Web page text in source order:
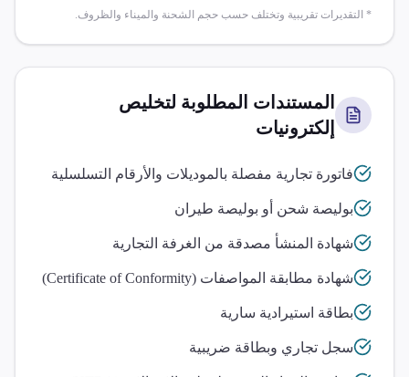
* التقديرات تقريبية وتختلف حسب حجم الشحنة والميناء والظروف.
المستندات المطلوبة لتخليص
إلكترونيات
فاتورة تجارية مفصلة بالموديلات والأرقام التسلسلية
بوليصة شحن أو بوليصة طيران
شهادة المنشأ مصدقة من الغرفة التجارية
شهادة مطابقة المواصفات (Certificate of Conformity)
بطاقة استيرادية سارية
سجل تجاري وبطاقة ضريبية